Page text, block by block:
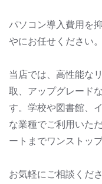
パソコン導入費用を
やにお任せください。
当店では、高性能な
取、アップグレード
す。学校や図書館、
な業種でご利用いた
ートまでワンストッ
お気軽にご相談くださ